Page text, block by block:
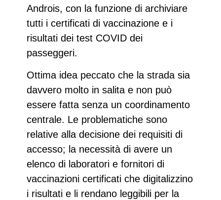
Androis, con la funzione di archiviare
tutti i certificati di vaccinazione e i
risultati dei test COVID dei
passeggeri.
Ottima idea peccato che la strada sia
davvero molto in salita e non può
essere fatta senza un coordinamento
centrale. Le problematiche sono
relative alla decisione dei requisiti di
accesso; la necessità di avere un
elenco di laboratori e fornitori di
vaccinazioni certificati che digitalizzino
i risultati e li rendano leggibili per la